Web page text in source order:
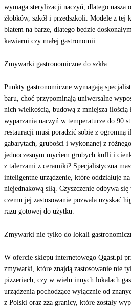
wymaga sterylizacji naczyń, dlatego nasza
żłobków, szkół i przedszkoli. Modele z tej
blatem na barze, dlatego będzie
kawiarni czy małej gastronomii.
Zmywarki gastronomiczne do szkła
Punkty gastronomiczne wymagają
baru, choć przypominają uniwersalne
nich wielkością, budową z mniejsza ilością
wyparzania naczyń w temperaturze do 90
restauracji musi poradzić sobie z ogromną
gabarytach, grubości i wykonanej z
jednoczesnym myciem grubych kufli i
z talerzami z ceramiki? Specjalistyczna
inteligentne urządzenie, które oddziałuje
niejednakową siłą. Czyszczenie odbywa
czemu jej zastosowanie pozwala uzyskać
razu gotowej do użytku.
Zmywarki nie tylko do lokali
W ofercie sklepu internetowego Qgast.pl
zmywarki, które znajdą zastosowanie nie
pizzeriach, czy w wielu innych lokalach
urządzenia pochodzące wyłącznie od
z Polski oraz zza granicy, które zostały